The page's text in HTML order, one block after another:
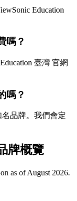
Education
嗎？
臺灣 官網
嗎？
名品牌。我們會定
牌概覽
as of August 2026.